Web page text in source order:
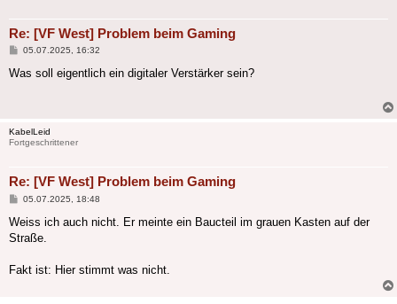
Re: [VF West] Problem beim Gaming
Beitrag
05.07.2025, 16:32
Was soll eigentlich ein digitaler Verstärker sein?
KabelLeid
Fortgeschrittener
Re: [VF West] Problem beim Gaming
Beitrag
05.07.2025, 18:48
Weiss ich auch nicht. Er meinte ein Baucteil im grauen Kasten auf der
Straße.
Fakt ist: Hier stimmt was nicht.